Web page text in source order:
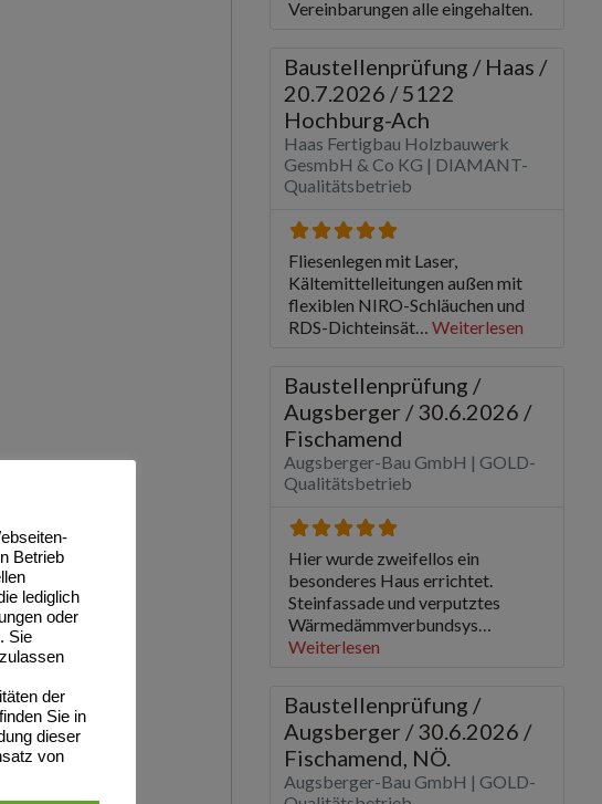
Betrieb
lediglich
oder
Sie
der
Sie in
dieser
von